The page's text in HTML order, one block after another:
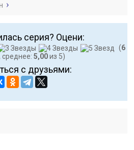
серия? Оцени:
(6
среднее: 5,00из 5)
с друзьями: